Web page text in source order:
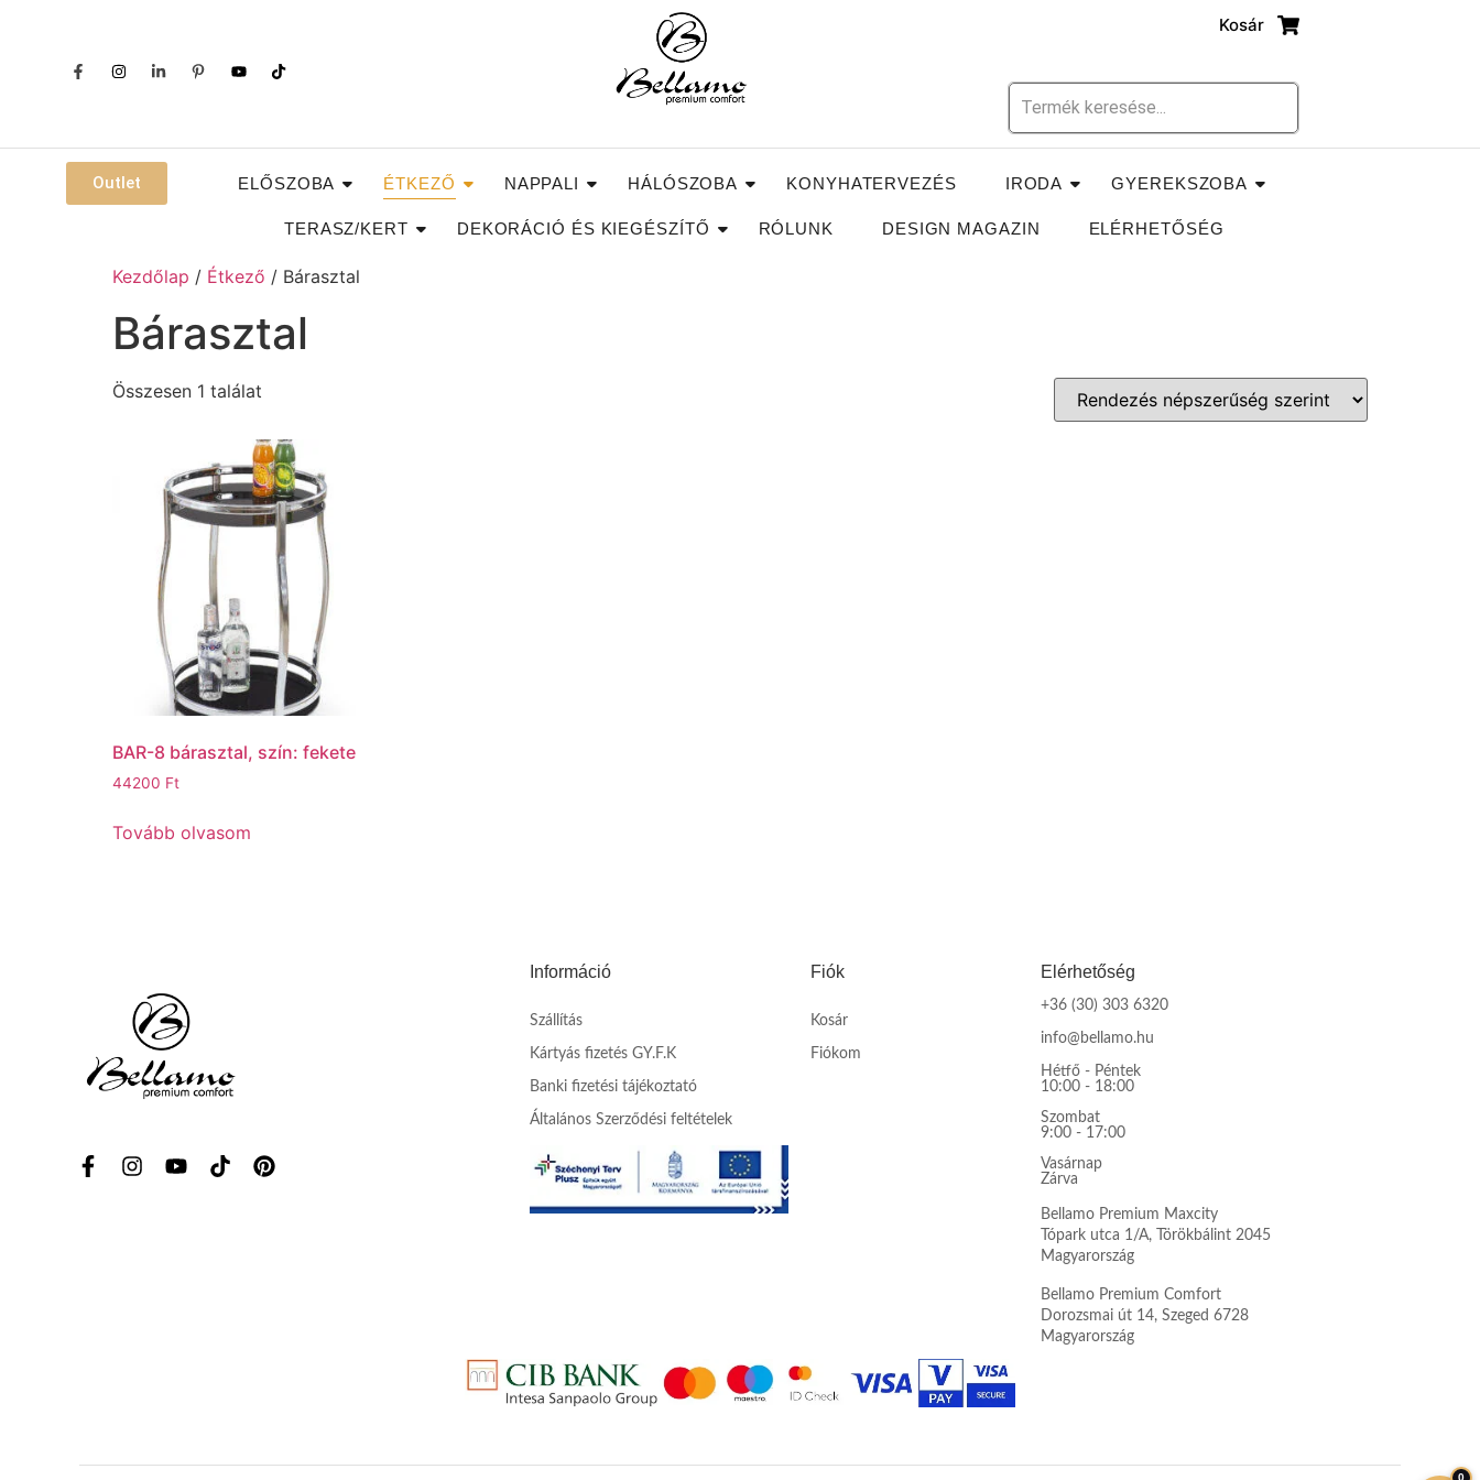
Kosár
Outlet ELŐSZOBA ÉTKEZŐ NAPPALI HÁLÓSZOBA KONYHATERVEZÉS IRODA GYEREKSZOBA
TERASZ/KERT DEKORÁCIÓ ÉS KIEGÉSZÍTŐ RÓLUNK DESIGN MAGAZIN ELÉRHETŐSÉG
Kezdőlap / Étkező / Bárasztal
Bárasztal
Összesen 1 találat
BAR-8 bárasztal, szín: fekete
44200 Ft
Tovább olvasom
Információ
Szállítás
Kártyás fizetés GY.F.K
Banki fizetési tájékoztató
Általános Szerződési feltételek
Fiók
Kosár
Fiókom
Elérhetőség
+36 (30) 303 6320
info@bellamo.hu
Hétfő - Péntek
10:00 - 18:00
Szombat
9:00 - 17:00
Vasárnap
Zárva
Bellamo Premium Maxcity
Tópark utca 1/A, Törökbálint 2045
Magyarország
Bellamo Premium Comfort
Dorozsmai út 14, Szeged 6728
Magyarország
0